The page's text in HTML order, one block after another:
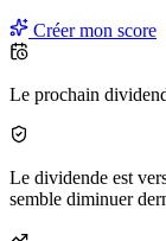
Créer mon score
Le prochain
Le dividende est
semble diminuer